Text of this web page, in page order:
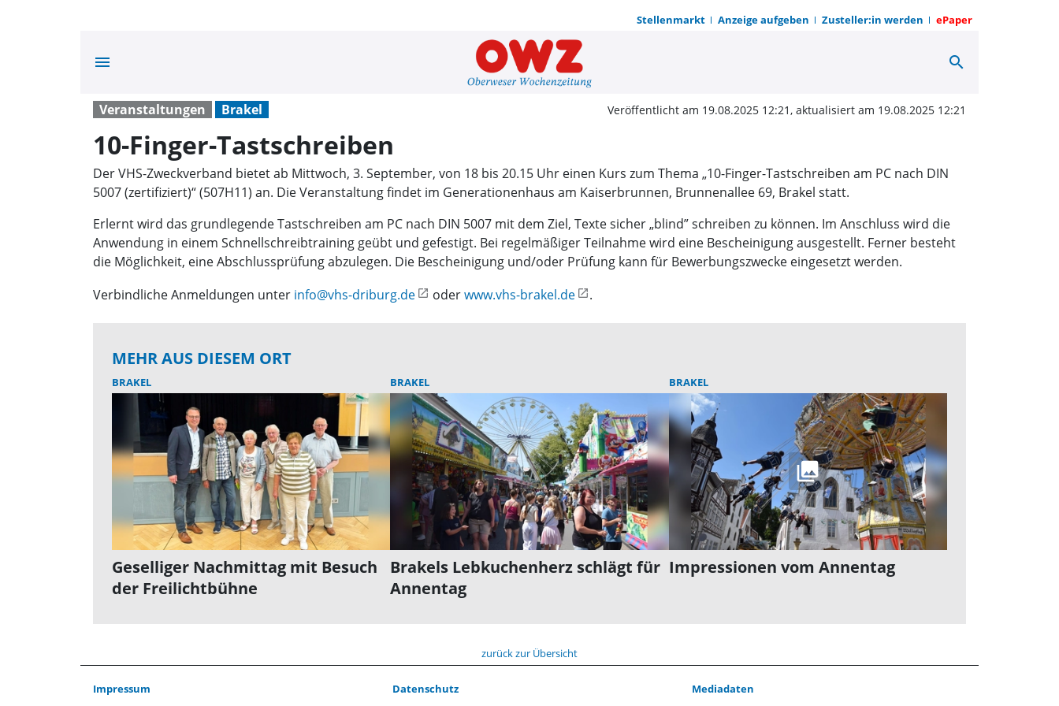
Stellenmarkt Anzeige aufgeben Zusteller:in werden ePaper
menu 10-Finger-Tastschreiben | OWZ
search
Veranstaltungen Brakel Veröffentlicht am 19.08.2025 12:21, aktualisiert am 19.08.2025 12:21
10-Finger-Tastschreiben
Der VHS-Zweckverband bietet ab Mittwoch, 3. September, von 18 bis 20.15 Uhr einen Kurs zum Thema „10-Finger-Tastschreiben am PC nach DIN
5007 (zertifiziert)“ (507H11) an. Die Veranstaltung findet im Generationenhaus am Kaiserbrunnen, Brunnenallee 69, Brakel statt.
Erlernt wird das grundlegende Tastschreiben am PC nach DIN 5007 mit dem Ziel, Texte sicher „blind” schreiben zu können. Im Anschluss wird die
Anwendung in einem Schnellschreibtraining geübt und gefestigt. Bei regelmäßiger Teilnahme wird eine Bescheinigung ausgestellt. Ferner besteht
die Möglichkeit, eine Abschlussprüfung abzulegen. Die Bescheinigung und/oder Prüfung kann für Bewerbungszwecke eingesetzt werden.
Verbindliche Anmeldungen unter info@vhs-driburg.de oderwww.vhs-brakel.de .
MEHR AUS DIESEM ORT
BRAKEL
Geselliger Nachmittag mit Besuch
der Freilichtbühne
BRAKEL
Brakels Lebkuchenherz schlägt für
Annentag
BRAKEL
Impressionen vom Annentag
zurück zur Übersicht
Impressum Datenschutz Mediadaten